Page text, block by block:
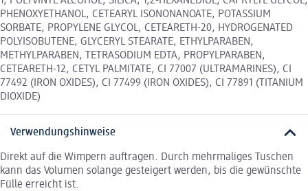
PHENOXYETHANOL, CETEARYL ISONONANOATE, POTASSIUM
SORBATE, PROPYLENE GLYCOL, CETEARETH-20, HYDROGENATED
POLYISOBUTENE, GLYCERYL STEARATE, ETHYLPARABEN,
METHYLPARABEN, TETRASODIUM EDTA, PROPYLPARABEN,
CETEARETH-12, CETYL PALMITATE, CI 77007 (ULTRAMARINES), CI
77492 (IRON OXIDES), CI 77499 (IRON OXIDES), CI 77891 (TITANIUM
DIOXIDE)
Verwendungshinweise
Direkt auf die Wimpern auftragen. Durch mehrmaliges Tuschen
kann das Volumen solange gesteigert werden, bis die gewünschte
Fülle erreicht ist.